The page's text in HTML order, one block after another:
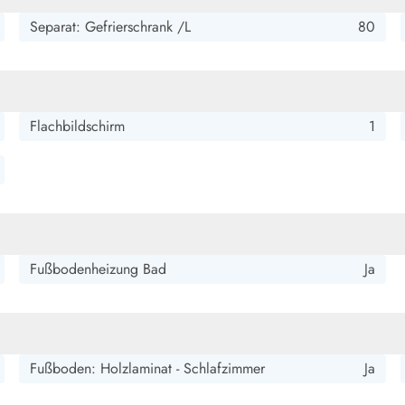
Personen mit Hund
Separat: Gefrierschrank /L 80
Flachbildschirm 1
Fußbodenheizung Bad Ja
Fußboden: Holzlaminat - Schlafzimmer Ja